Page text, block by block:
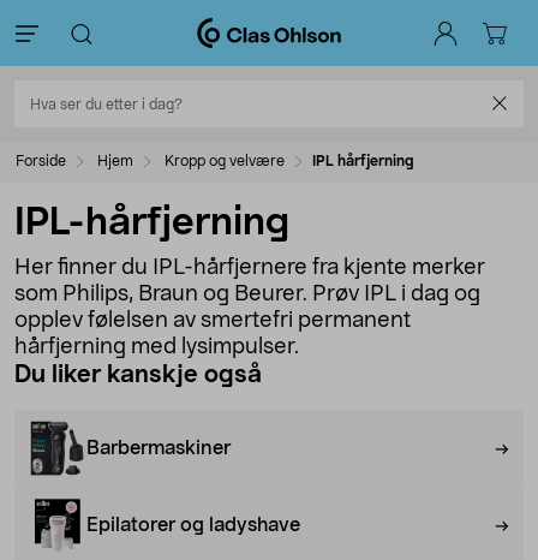
Forside Hjem Kropp og velvære IPL hårfjerning
IPL-hårfjerning
Her finner du IPL-hårfjernere fra kjente merker
som Philips, Braun og Beurer. Prøv IPL i dag og
opplev følelsen av smertefri permanent
hårfjerning med lysimpulser.
Du liker kanskje også
Barbermaskiner
Epilatorer og ladyshave